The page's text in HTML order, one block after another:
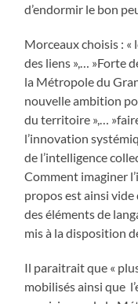
d’endormir le bon
Morceaux choisis : «
des liens »,… »Forte
la Métropole du
nouvelle ambition
du territoire »,…
l’innovation
de l’intelligence
Comment imaginer
propos est ainsi vide
des éléments de
mis à la disposition
Il paraitrait que «
mobilisés ainsi que